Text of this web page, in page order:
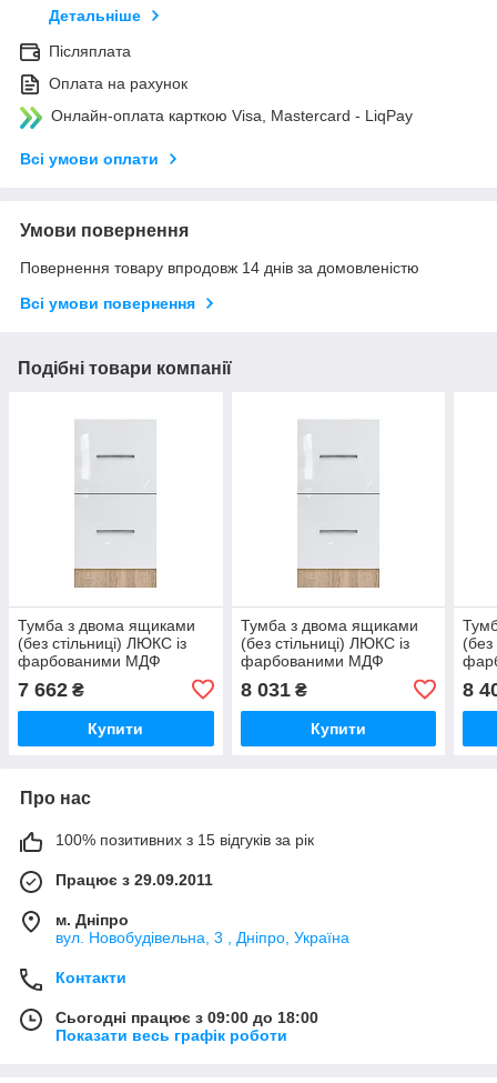
Детальніше
Післяплата
Оплата на рахунок
Онлайн-оплата карткою Visa, Mastercard - LiqPay
Всі умови оплати
Умови повернення
Повернення товару впродовж 14 днів за домовленістю
Всі умови повернення
Подібні товари компанії
Тумба з двома ящиками
(без стільниці) ЛЮКС із
фарбованими МДФ
МАКСІ-Мебель Дуб
сонома/Білий
7 662 ₴
Купити
Тумба з двома ящиками
(без стільниці) ЛЮКС із
фарбованими МДФ
МАКСІ-Мебель Дуб
сонома/Білий
8 031₴
Купити
(без
8
Про нас
100% позитивних з 15 відгуків за рік
Працює з 29.09.2011
м. Дніпро
вул. Новобудівельна, 3 , Дніпро, Україна
Контакти
Сьогодні працює з 09:00 до 18:00
Показати весь графік роботи